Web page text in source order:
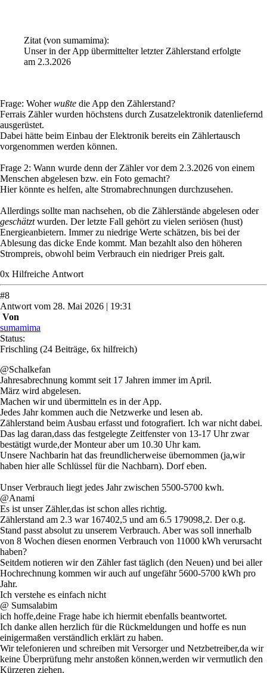
Zitat (von sumamima):
Unser in der App übermittelter letzter Zählerstand erfolgte
am 2.3.2026
Frage: Woherwußte die App den Zählerstand?
Ferrais Zähler wurden höchstens durch Zusatzelektronik datenliefernd
ausgerüstet.
Dabei hätte beim Einbau der Elektronik bereits ein Zählertausch
vorgenommen werden können.
Frage 2: Wann wurde denn der Zähler vor dem 2.3.2026 von einem
Menschen abgelesen bzw. ein Foto gemacht?
Hier könnte es helfen, alte Stromabrechnungen durchzusehen.
Allerdings sollte man nachsehen, ob die Zählerstände abgelesen oder
geschätztwurden. Der letzte Fall gehört zu vielen seriösen (hust)
Energieanbietern. Immer zu niedrige Werte schätzen, bis bei der
Ablesung das dicke Ende kommt. Man bezahlt also den höheren
Strompreis, obwohl beim Verbrauch ein niedriger Preis galt.
0x Hilfreiche Antwort
#8
Antwort vom 28. Mai 2026 | 19:31
Von
sumamima
Status:
Frischling (24 Beiträge, 6x hilfreich)
@Schalkefan
Jahresabrechnung kommt seit 17 Jahren immer im April.
März wird abgelesen.
Machen wir und übermitteln es in der App.
Jedes Jahr kommen auch die Netzwerke und lesen ab.
Zählerstand beim Ausbau erfasst und fotografiert. Ich war nicht dabei.
Das lag daran,dass das festgelegte Zeitfenster von 13-17 Uhr zwar
bestätigt wurde,der Monteur aber um 10.30 Uhr kam.
Unsere Nachbarin hat das freundlicherweise übernommen (ja,wir
haben hier alle Schlüssel für die Nachbarn). Dorf eben.
Unser Verbrauch liegt jedes Jahr zwischen 5500-5700 kwh.
@Anami
Es ist unser Zähler,das ist schon alles richtig.
Zählerstand am 2.3 war 167402,5 und am 6.5 179098,2. Der o.g.
Stand passt absolut zu unserem Verbrauch. Aber was soll innerhalb
von 8 Wochen diesen enormen Verbrauch von 11000 kWh verursacht
haben?
Seitdem notieren wir den Zähler fast täglich (den Neuen) und bei aller
Hochrechnung kommen wir auch auf ungefähr 5600-5700 kWh pro
Jahr.
Ich verstehe es einfach nicht
@ Sumsalabim
ich hoffe,deine Frage habe ich hiermit ebenfalls beantwortet.
Ich danke allen herzlich für die Rückmeldungen und hoffe es nun
einigermaßen verständlich erklärt zu haben.
Wir telefonieren und schreiben mit Versorger und Netzbetreiber,da wir
keine Überprüfung mehr anstoßen können,werden wir vermutlich den
Kürzeren ziehen.